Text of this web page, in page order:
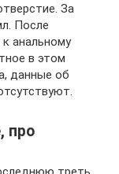
За
После
анальному
в этом
данные об
про